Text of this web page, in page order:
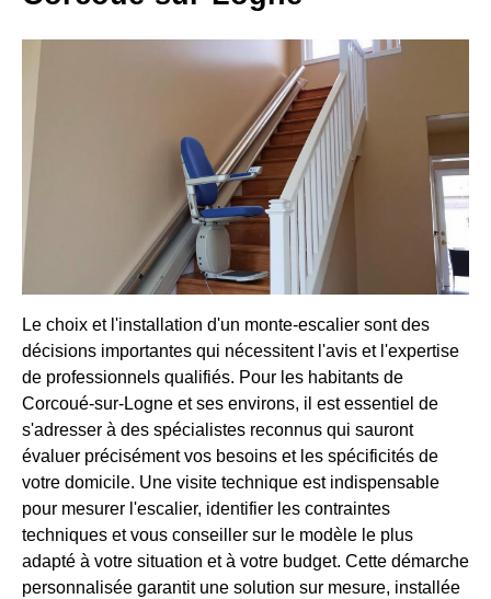
Le choix et l'installation d'un monte-escalier sont des
décisions importantes qui nécessitent l'avis et l'expertise
de professionnels qualifiés. Pour les habitants de
Corcoué-sur-Logne et ses environs, il est essentiel de
s'adresser à des spécialistes reconnus qui sauront
évaluer précisément vos besoins et les spécificités de
votre domicile. Une visite technique est indispensable
pour mesurer l'escalier, identifier les contraintes
techniques et vous conseiller sur le modèle le plus
adapté à votre situation et à votre budget. Cette démarche
personnalisée garantit une solution sur mesure, installée